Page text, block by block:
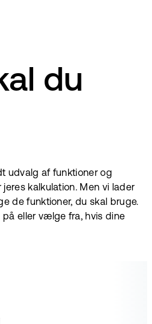
du
udvalg af funktioner og
kalkulation. Men vi lader
de funktioner, du skal bruge.
eller vælge fra, hvis dine